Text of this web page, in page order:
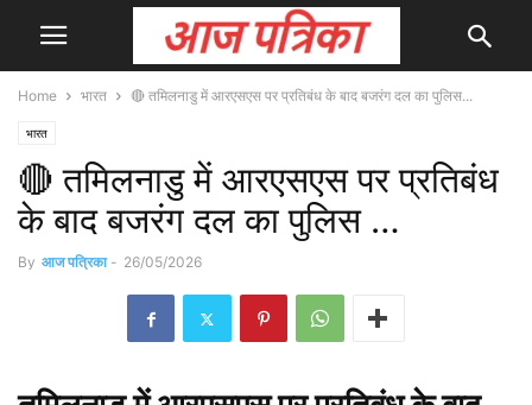
Home भारत 🔴 तमिलनाडु में आरएसएस पर प्रतिबंध के बाद बजरंग दल का पुलिस...
भारत
🔴 तमिलनाडु में आरएसएस पर प्रतिबंध
के बाद बजरंग दल का पुलिस …
By आज पत्रिका - 26/05/2026